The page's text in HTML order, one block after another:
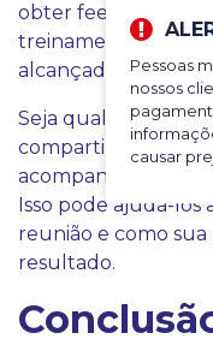
Pessoas
nossos
causar
obter feedback da
treinamento foi
alcançados.
Seja qual for sua
compartilhar todos
acompanhamento
Isso pode ajudá-
reunião e como
resultado.